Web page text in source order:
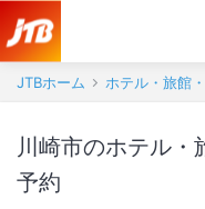
JTBホーム ホテル・旅館
川崎市のホテル・旅
予約